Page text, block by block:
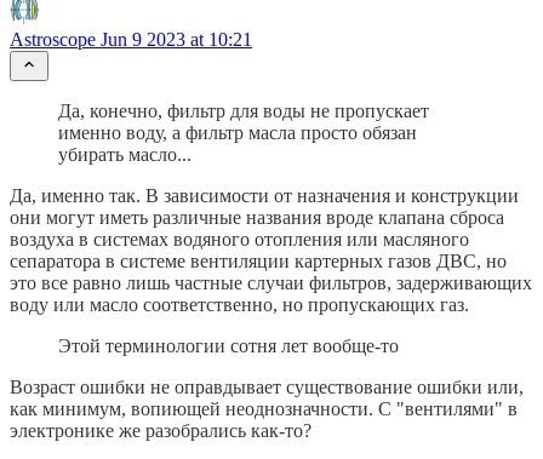
Astroscope Jun 9 2023 at 10:21
Да, конечно, фильтр для воды не пропускает
именно воду, а фильтр масла просто обязан
убирать масло...
Да, именно так. В зависимости от назначения и конструкции
они могут иметь различные названия вроде клапана сброса
воздуха в системах водяного отопления или масляного
сепаратора в системе вентиляции картерных газов ДВС, но
это все равно лишь частные случаи фильтров, задерживающих
воду или масло соответственно, но пропускающих газ.
Этой терминологии сотня лет вообще-то
Возраст ошибки не оправдывает существование ошибки или,
как минимум, вопиющей неоднозначности. С "вентилями" в
электронике же разобрались как-то?